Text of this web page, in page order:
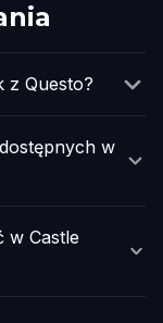
z Questo?
w
w Castle